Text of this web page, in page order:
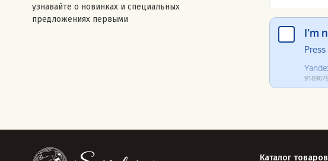
узнавайте о новинках и специальных
предложениях первыми
Каталог товаров